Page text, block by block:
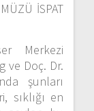
İSPAT
Merkezi
ve Doç. Dr.
şunları
sıklığı en